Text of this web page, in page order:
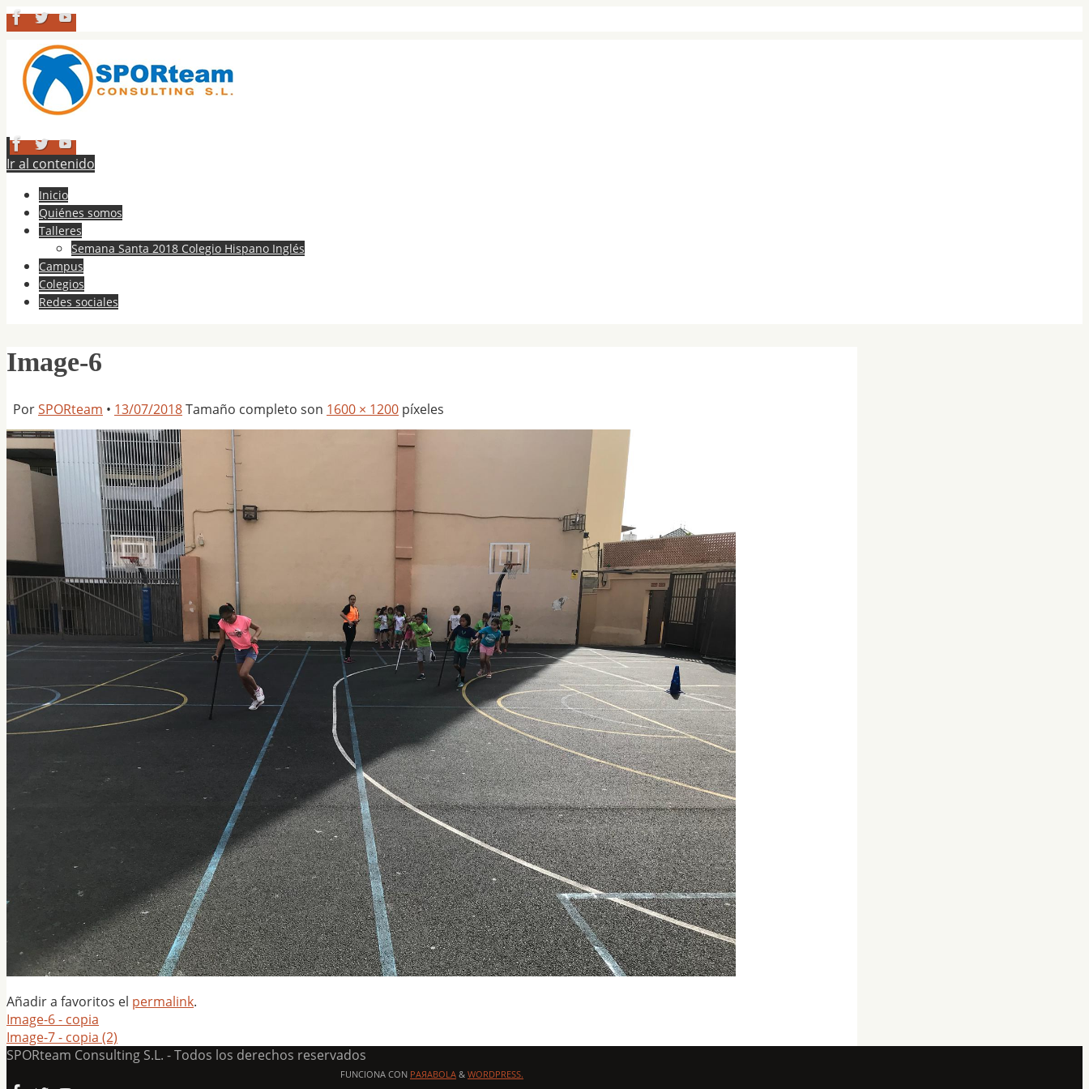
Ir al contenido
Inicio
Quiénes somos
Talleres
Semana Santa 2018 Colegio Hispano Inglés
Campus
Colegios
Redes sociales
Image-6
PorSPORteam • 13/07/2018Tamaño completo son 1600 × 1200 píxeles
Añadir a favoritos el permalink.
Image-6 - copia
Image-7 - copia (2)
SPORteam Consulting S.L. - Todos los derechos reservados
FUNCIONA CON PAЯABOLA & WORDPRESS.